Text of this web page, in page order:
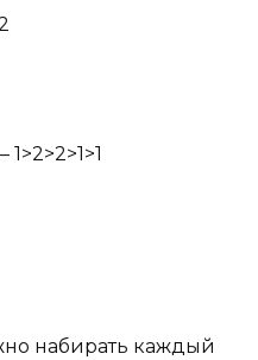
набирать каждый